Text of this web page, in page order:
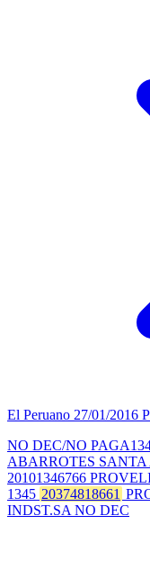
El Peruano 27/01/2016
NO DEC/NO
ABARROTES
20101346766
1345 20374818661
INDST.SA NO DEC